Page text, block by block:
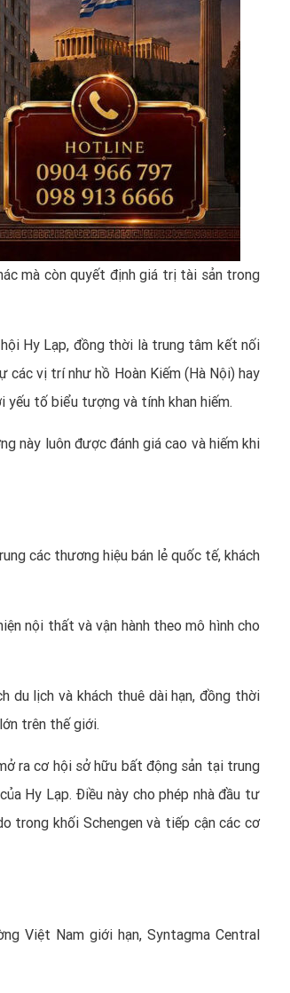
mà còn quyết định giá trị tài sản trong
Hy Lạp, đồng thời là trung tâm kết nối
vị trí như hồ Hoàn Kiếm (Hà Nội) hay
yếu tố biểu tượng và tính khan hiếm.
này luôn được đánh giá cao và hiếm khi
các thương hiệu bán lẻ quốc tế, khách
nội thất và vận hành theo mô hình cho
du lịch và khách thuê dài hạn, đồng thời
trên thế giới.
ra cơ hội sở hữu bất động sản tại trung
Hy Lạp. Điều này cho phép nhà đầu tư
trong khối Schengen và tiếp cận các cơ
Việt Nam giới hạn, Syntagma Central